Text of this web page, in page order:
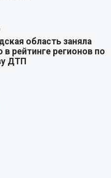
область заняла
в рейтинге регионов по
ДТП